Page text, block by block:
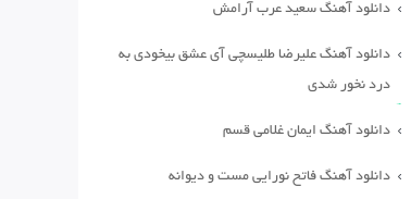
دانلود آهنگ سعید عرب آرامش
دانلود آهنگ علیرضا طلیسچی آی عشق بیخودی به
درد نخور شدی
دانلود آهنگ ایمان غلامی قسم
دانلود آهنگ فاتح نورایی مست و دیوانه